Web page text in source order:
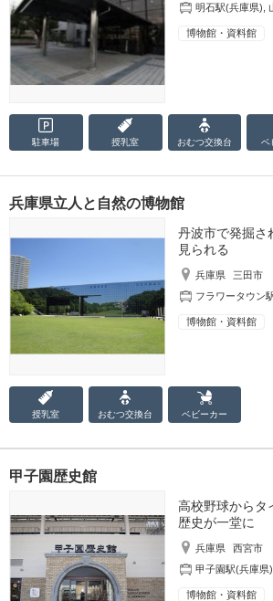
明石駅(兵庫県)
博物館・資料館
駐車場 授乳室 おむつ交換台 ベ
兵庫県立人と自然の博物館
丹波市で発掘さ
見られる
兵庫県
三田市
フラワータウン
博物館・資料館
授乳室 おむつ交換台 ベビーカー
甲子園歴史館
高校野球からタ
歴史が一堂に
兵庫県
西宮市
甲子園駅(兵庫県)
博物館・資料館